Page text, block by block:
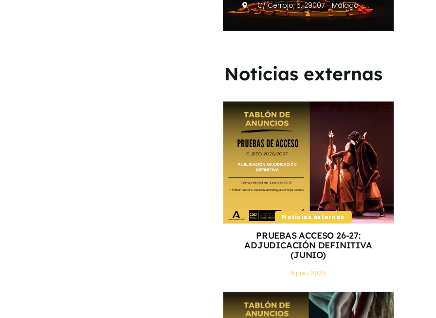
C/ Cerrojo, 5. 29007 - Málaga
Noticias externas
Noticias externas
PRUEBAS ACCESO 26-27:
ADJUDICACIÓN DEFINITIVA
(JUNIO)
9 julio, 2026